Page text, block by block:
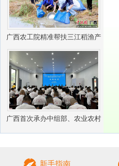
广西农工院精准帮扶三江稻渔产
业振兴
广西首次承办中组部、农业农村
部农村实用人才 带头人培训兽医
新手指南